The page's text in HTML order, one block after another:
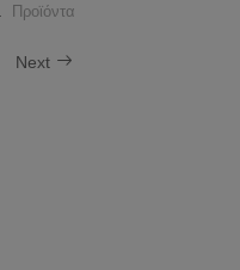
Προϊόντα
Next